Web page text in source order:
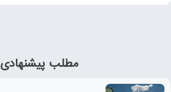
مطلب پیشنهادی